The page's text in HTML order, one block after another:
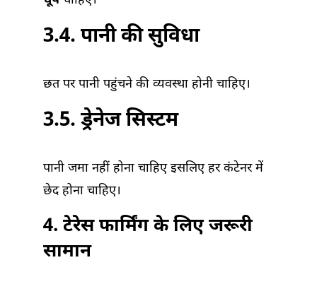
3.4. पानी की सुविधा
छत पर पानी पहुंचने की व्यवस्था होनी चाहिए।
3.5. ड्रेनेज सिस्टम
पानी जमा नहीं होना चाहिए इसलिए हर कंटेनर में
छेद होना चाहिए।
4. टेरेस फार्मिंग के लिए जरूरी
सामान